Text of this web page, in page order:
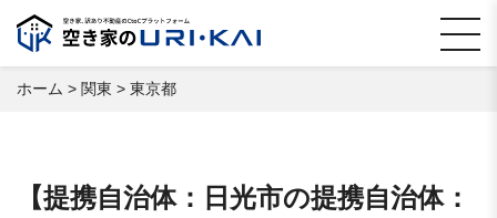
ホーム > 関東 > 東京都
【提携自治体：日光市の提携自治体：